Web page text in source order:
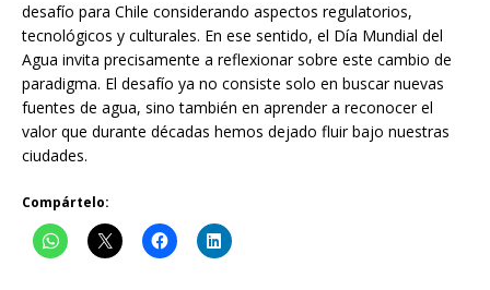
desafío para Chile considerando aspectos regulatorios,
tecnológicos y culturales. En ese sentido, el Día Mundial del
Agua invita precisamente a reflexionar sobre este cambio de
paradigma. El desafío ya no consiste solo en buscar nuevas
fuentes de agua, sino también en aprender a reconocer el
valor que durante décadas hemos dejado fluir bajo nuestras
ciudades.
Compártelo: